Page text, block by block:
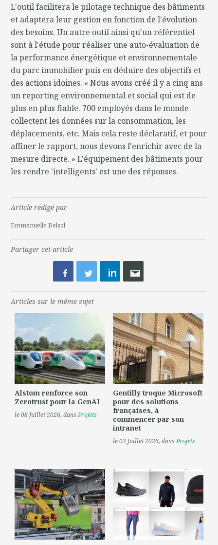
L'outil facilitera le pilotage technique des bâtiments
et adaptera leur gestion en fonction de l'évolution
des besoins. Un autre outil ainsi qu'un référentiel
sont à l'étude pour réaliser une auto-évaluation de
la performance énergétique et environnementale
du parc immobilier puis en déduire des objectifs et
des actions idoines. « Nous avons créé il y a cinq ans
un reporting environnemental et social qui est de
plus en plus fiable. 700 employés dans le monde
collectent les données sur la consommation, les
déplacements, etc. Mais cela reste déclaratif, et pour
affiner le rapport, nous devons l'enrichir avec de la
mesure directe. » L'équipement des bâtiments pour
les rendre 'intelligents' est une des réponses.
Article rédigé par
Emmanuelle Delsol
Partager cet article
Articles sur le même sujet
Alstom renforce son
Zerotrust pour la GenAI
le 08 Juillet 2026, dansProjets
Gentilly troque Microsoft
pour des solutions
françaises, à
commencer par son
intranet
le 03 Juillet 2026, dansProjets